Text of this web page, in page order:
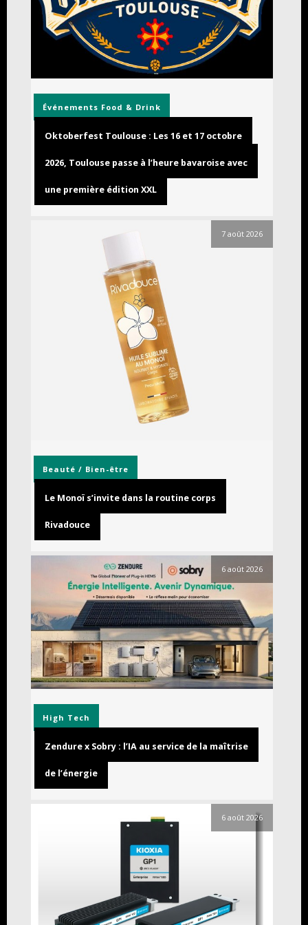
Événements Food & Drink
Oktoberfest Toulouse : Les 16 et 17 octobre
2026, Toulouse passe à l’heure bavaroise avec
une première édition XXL
7 août 2026
Beauté / Bien-être
Le Monoï s’invite dans la routine corps
Rivadouce
6 août 2026
High Tech
Zendure x Sobry : l’IA au service de la maîtrise
de l’énergie
6 août 2026